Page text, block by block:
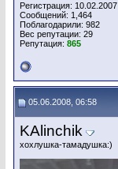
Регистрация: 10.02.2007
Сообщений: 1,464
Поблагодарили: 982
Вес репутации: 29
Репутация: 865
05.06.2008, 06:58
KAlinchik
хохлушка-тамадушка:)